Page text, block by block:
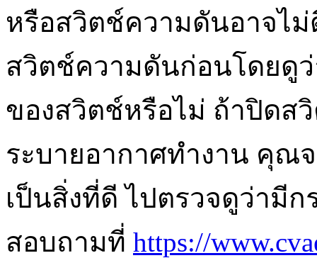
หรือสวิตช์ความดันอาจไ
สวิตช์ความดันก่อนโดยดู
ของสวิตช์หรือไม่ ถ้าปิดส
ระบายอากาศทำงาน คุณ
เป็นสิ่งที่ดี ไปตรวจดูว่ามี
สอบถามที่ https://